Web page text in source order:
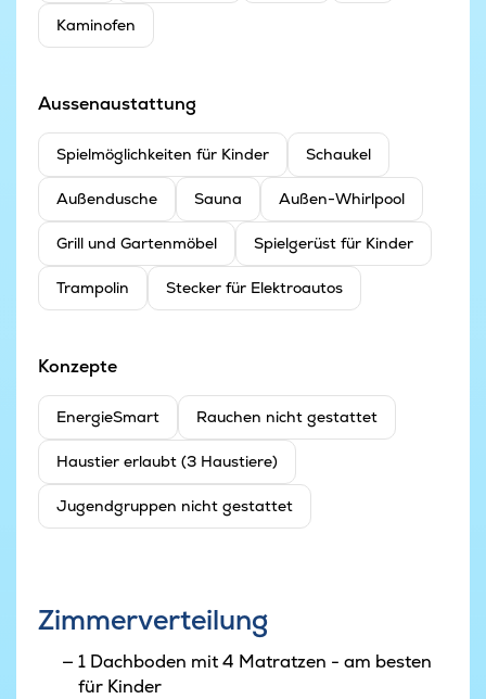
Kaminofen
Aussenaustattung
Spielmöglichkeiten für Kinder Schaukel
Außendusche Sauna Außen-Whirlpool
Grill und Gartenmöbel Spielgerüst für Kinder
Trampolin Stecker für Elektroautos
Konzepte
EnergieSmart Rauchen nicht gestattet
Haustier erlaubt (3 Haustiere)
Jugendgruppen nicht gestattet
Zimmerverteilung
1 Dachboden mit 4 Matratzen - am besten
für Kinder